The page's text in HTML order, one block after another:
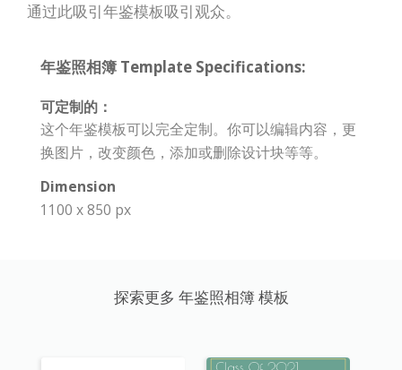
通过此吸引年鉴模板吸引观众。
年鉴照相簿 Template Specifications:
可定制的：
这个年鉴模板可以完全定制。你可以编辑内容，更
换图片，改变颜色，添加或删除设计块等等。
Dimension
1100 x 850 px
探索更多 年鉴照相簿 模板